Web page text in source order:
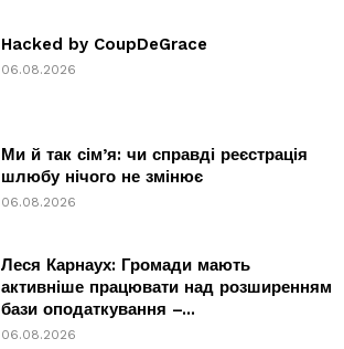
Hacked by CoupDeGrace
06.08.2026
Ми й так сім’я: чи справді реєстрація
шлюбу нічого не змінює
06.08.2026
Леся Карнаух: Громади мають
активніше працювати над розширенням
бази оподаткування –...
06.08.2026